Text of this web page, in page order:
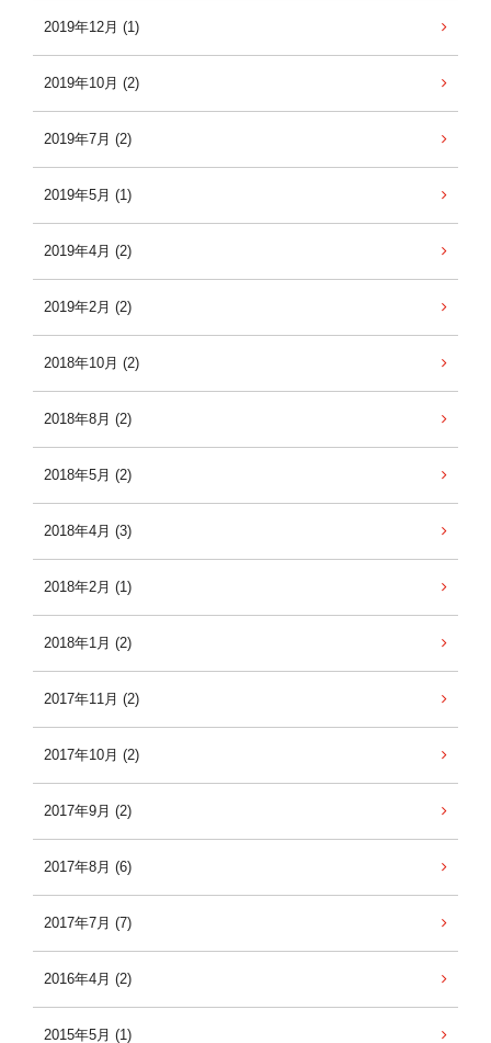
2019年12月 (1)
2019年10月 (2)
2019年7月 (2)
2019年5月 (1)
2019年4月 (2)
2019年2月 (2)
2018年10月 (2)
2018年8月 (2)
2018年5月 (2)
2018年4月 (3)
2018年2月 (1)
2018年1月 (2)
2017年11月 (2)
2017年10月 (2)
2017年9月 (2)
2017年8月 (6)
2017年7月 (7)
2016年4月 (2)
2015年5月 (1)